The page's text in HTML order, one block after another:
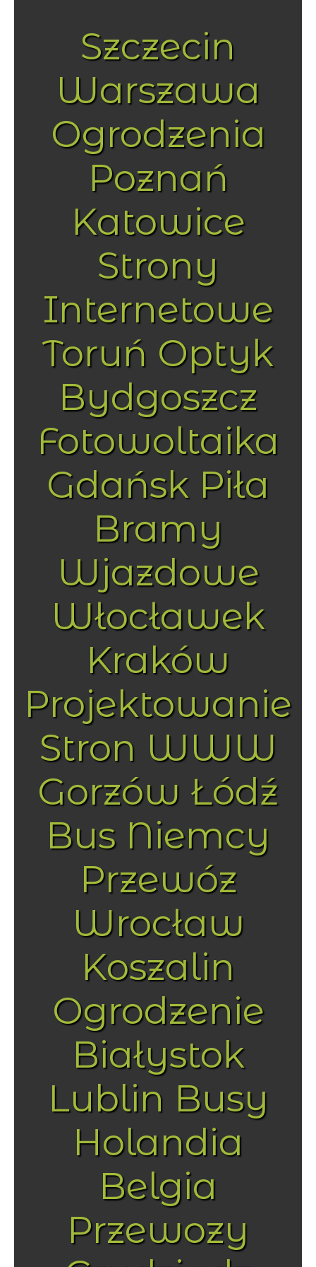
Szczecin
Warszawa
Ogrodzenia
Poznań
Katowice
Strony
Internetowe
Toruń Optyk
Bydgoszcz
Fotowoltaika
Gdańsk Piła
Bramy
Wjazdowe
Włocławek
Kraków
Projektowanie
Stron WWW
Gorzów Łódź
Bus Niemcy
Przewóz
Wrocław
Koszalin
Ogrodzenie
Białystok
Lublin Busy
Holandia
Belgia
Przewozy